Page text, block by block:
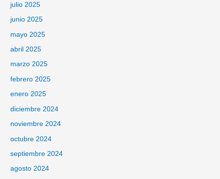
julio 2025
junio 2025
mayo 2025
abril 2025
marzo 2025
febrero 2025
enero 2025
diciembre 2024
noviembre 2024
octubre 2024
septiembre 2024
agosto 2024